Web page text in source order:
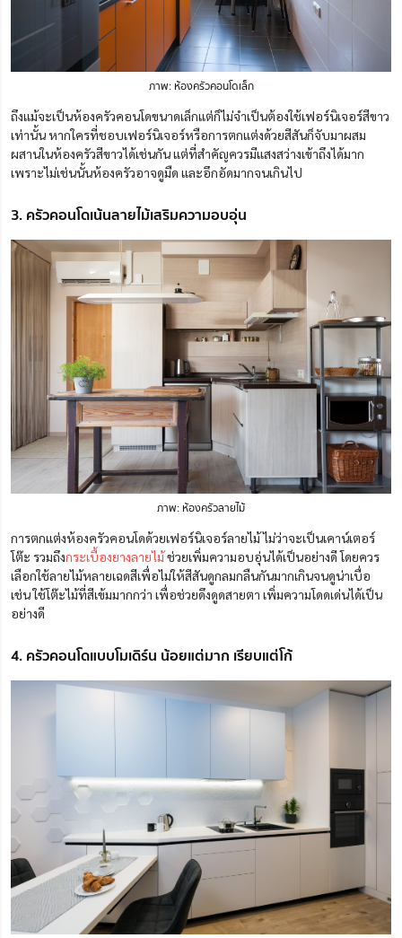
ภาพ: ห้องครัวคอนโดเล็ก
ถึงแม้จะเป็นห้องครัวคอนโดขนาดเล็กแต่ก็ไม่จำเป็นต้องใช้เฟอร์นิเจอร์สีขาว
เท่านั้น หากใครที่ชอบเฟอร์นิเจอร์หรือการตกแต่งด้วยสีสันก็จับมาผสม
ผสานในห้องครัวสีขาวได้เช่นกัน แต่ที่สำคัญควรมีแสงสว่างเข้าถึงได้มาก
เพราะไม่เช่นนั้นห้องครัวอาจดูมืด และอึกอัดมากจนเกินไป
3. ครัวคอนโดเน้นลายไม้เสริมความอบอุ่น
ภาพ: ห้องครัวลายไม้
การตกแต่งห้องครัวคอนโดด้วยเฟอร์นิเจอร์ลายไม้ ไม่ว่าจะเป็นเคาน์เตอร์
โต๊ะ รวมถึงกระเบื้องยางลายไม้ช่วยเพิ่มความอบอุ่นได้เป็นอย่างดี โดยควร
เลือกใช้ลายไม้หลายเฉดสีเพื่อไม่ให้สีสันดูกลมกลืนกันมากเกินจนดูน่าเบื่อ
เช่น ใช้โต๊ะไม้ที่สีเข้มมากกว่า เพื่อช่วยดึงดูดสายตา เพิ่มความโดดเด่นได้เป็น
อย่างดี
4. ครัวคอนโดแบบโมเดิร์น น้อยแต่มาก เรียบแต่โก้